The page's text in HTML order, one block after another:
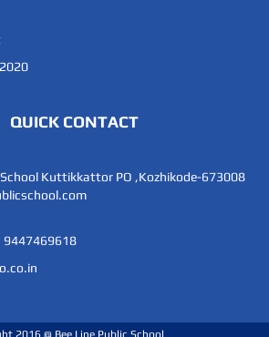
QUICK CONTACT
School Kuttikkattor PO ,Kozhikode-673008
9447469618